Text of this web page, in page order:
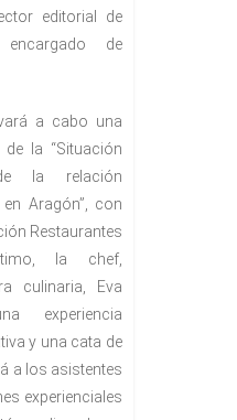
editorial de
de
a cabo una
la “Situación
la relación
Aragón”, con
Restaurantes
la chef,
culinaria, Eva
experiencia
y una cata de
a los asistentes
experienciales